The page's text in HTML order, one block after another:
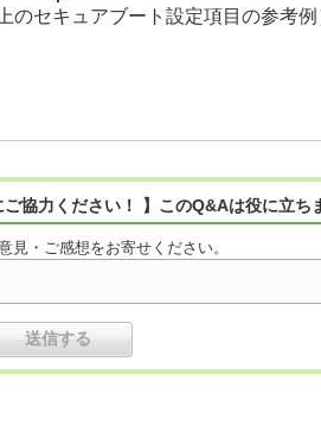
のセキュアブート設定項目の参考例
協力ください！ 】このQ&Aは役に立ち
見・ご感想をお寄せください。